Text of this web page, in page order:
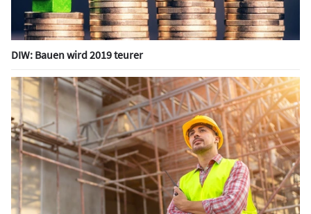
DIW: Bauen wird 2019 teurer